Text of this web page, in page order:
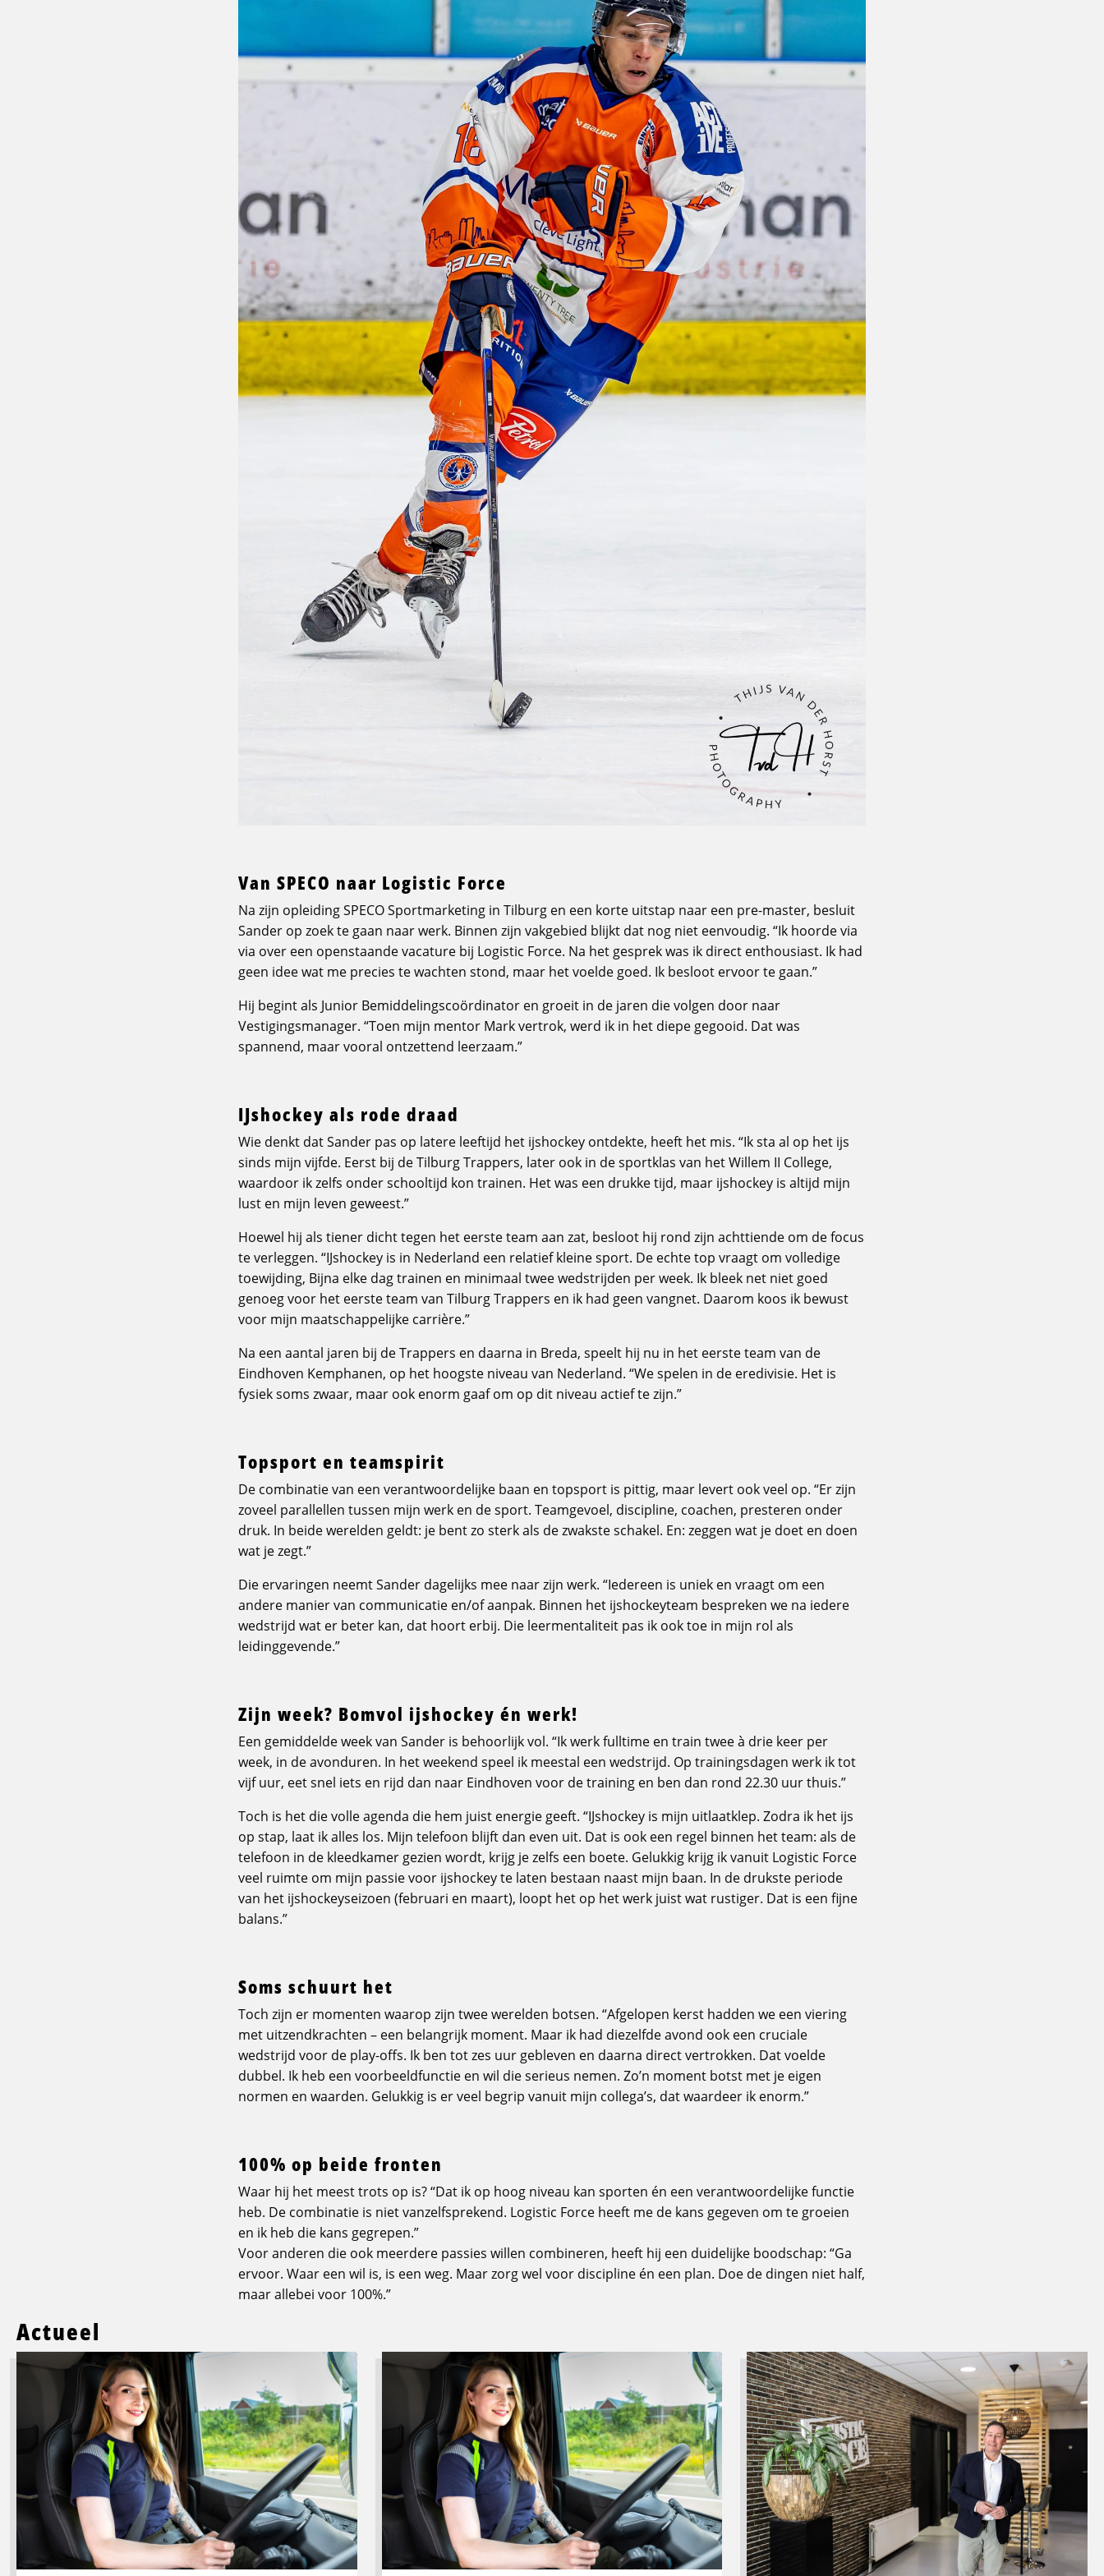
Van SPECO naar Logistic Force
Na zijn opleiding SPECO Sportmarketing in Tilburg en een korte uitstap naar een pre-master, besluit
Sander op zoek te gaan naar werk. Binnen zijn vakgebied blijkt dat nog niet eenvoudig. “Ik hoorde via
via over een openstaande vacature bij Logistic Force. Na het gesprek was ik direct enthousiast. Ik had
geen idee wat me precies te wachten stond, maar het voelde goed. Ik besloot ervoor te gaan.”
Hij begint als Junior Bemiddelingscoördinator en groeit in de jaren die volgen door naar
Vestigingsmanager. “Toen mijn mentor Mark vertrok, werd ik in het diepe gegooid. Dat was
spannend, maar vooral ontzettend leerzaam.”
IJshockey als rode draad
Wie denkt dat Sander pas op latere leeftijd het ijshockey ontdekte, heeft het mis. “Ik sta al op het ijs
sinds mijn vijfde. Eerst bij de Tilburg Trappers, later ook in de sportklas van het Willem II College,
waardoor ik zelfs onder schooltijd kon trainen. Het was een drukke tijd, maar ijshockey is altijd mijn
lust en mijn leven geweest.”
Hoewel hij als tiener dicht tegen het eerste team aan zat, besloot hij rond zijn achttiende om de focus
te verleggen. “IJshockey is in Nederland een relatief kleine sport. De echte top vraagt om volledige
toewijding, Bijna elke dag trainen en minimaal twee wedstrijden per week. Ik bleek net niet goed
genoeg voor het eerste team van Tilburg Trappers en ik had geen vangnet. Daarom koos ik bewust
voor mijn maatschappelijke carrière.”
Na een aantal jaren bij de Trappers en daarna in Breda, speelt hij nu in het eerste team van de
Eindhoven Kemphanen, op het hoogste niveau van Nederland. “We spelen in de eredivisie. Het is
fysiek soms zwaar, maar ook enorm gaaf om op dit niveau actief te zijn.”
Topsport en teamspirit
De combinatie van een verantwoordelijke baan en topsport is pittig, maar levert ook veel op. “Er zijn
zoveel parallellen tussen mijn werk en de sport. Teamgevoel, discipline, coachen, presteren onder
druk. In beide werelden geldt: je bent zo sterk als de zwakste schakel. En: zeggen wat je doet en doen
wat je zegt.”
Die ervaringen neemt Sander dagelijks mee naar zijn werk. “Iedereen is uniek en vraagt om een
andere manier van communicatie en/of aanpak. Binnen het ijshockeyteam bespreken we na iedere
wedstrijd wat er beter kan, dat hoort erbij. Die leermentaliteit pas ik ook toe in mijn rol als
leidinggevende.”
Zijn week? Bomvol ijshockey én werk!
Een gemiddelde week van Sander is behoorlijk vol. “Ik werk fulltime en train twee à drie keer per
week, in de avonduren. In het weekend speel ik meestal een wedstrijd. Op trainingsdagen werk ik tot
vijf uur, eet snel iets en rijd dan naar Eindhoven voor de training en ben dan rond 22.30 uur thuis.”
Toch is het die volle agenda die hem juist energie geeft. “IJshockey is mijn uitlaatklep. Zodra ik het ijs
op stap, laat ik alles los. Mijn telefoon blijft dan even uit. Dat is ook een regel binnen het team: als de
telefoon in de kleedkamer gezien wordt, krijg je zelfs een boete. Gelukkig krijg ik vanuit Logistic Force
veel ruimte om mijn passie voor ijshockey te laten bestaan naast mijn baan. In de drukste periode
van het ijshockeyseizoen (februari en maart), loopt het op het werk juist wat rustiger. Dat is een fijne
balans.”
Soms schuurt het
Toch zijn er momenten waarop zijn twee werelden botsen. “Afgelopen kerst hadden we een viering
met uitzendkrachten – een belangrijk moment. Maar ik had diezelfde avond ook een cruciale
wedstrijd voor de play-offs. Ik ben tot zes uur gebleven en daarna direct vertrokken. Dat voelde
dubbel. Ik heb een voorbeeldfunctie en wil die serieus nemen. Zo’n moment botst met je eigen
normen en waarden. Gelukkig is er veel begrip vanuit mijn collega’s, dat waardeer ik enorm.”
100% op beide fronten
Waar hij het meest trots op is? “Dat ik op hoog niveau kan sporten én een verantwoordelijke functie
heb. De combinatie is niet vanzelfsprekend. Logistic Force heeft me de kans gegeven om te groeien
en ik heb die kans gegrepen.”
Voor anderen die ook meerdere passies willen combineren, heeft hij een duidelijke boodschap: “Ga
ervoor. Waar een wil is, is een weg. Maar zorg wel voor discipline én een plan. Doe de dingen niet half,
maar allebei voor 100%.”
Actueel
Lees
Logistic
Force
breidt
opleidingsaanbod
uit:
groeien
in
transport,
Lees
wegrestaurants
Noord-
Nederland
voor
vrachtwagenchauffeurs
Lees
meer
over
Toekomstbestendige
logistiek
vraagt
om
slimme
processen
én
sterke